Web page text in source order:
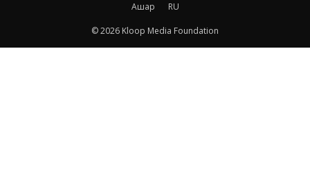
Ашар
RU
© 2026 Kloop Media Foundation